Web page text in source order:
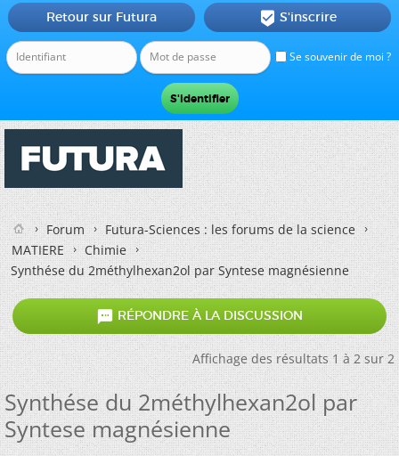
Se souvenir de moi ?
Retour sur Futura  S'inscrire
Forum
Futura-Sciences : les forums de la science
MATIERE
Chimie
Synthése du 2méthylhexan2ol par Syntese magnésienne
 RÉPONDRE À LA DISCUSSION
Affichage des résultats 1 à 2 sur 2
Synthése du 2méthylhexan2ol par
Syntese magnésienne